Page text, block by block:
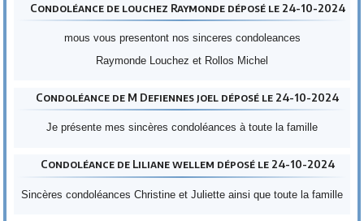
Condoléance de louchez Raymonde déposé le 24-10-2024
mous vous presentont nos sinceres condoleances
Raymonde Louchez et Rollos Michel
Condoléance de M Defiennes joel déposé le 24-10-2024
Je présente mes sincères condoléances à toute la famille
Condoléance de Liliane wellem déposé le 24-10-2024
Sincères condoléances Christine et Juliette ainsi que toute la famille